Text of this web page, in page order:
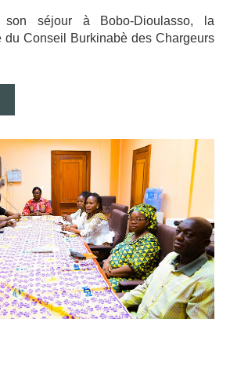
séjour à Bobo-Dioulasso, la
du Conseil Burkinabè des Chargeurs